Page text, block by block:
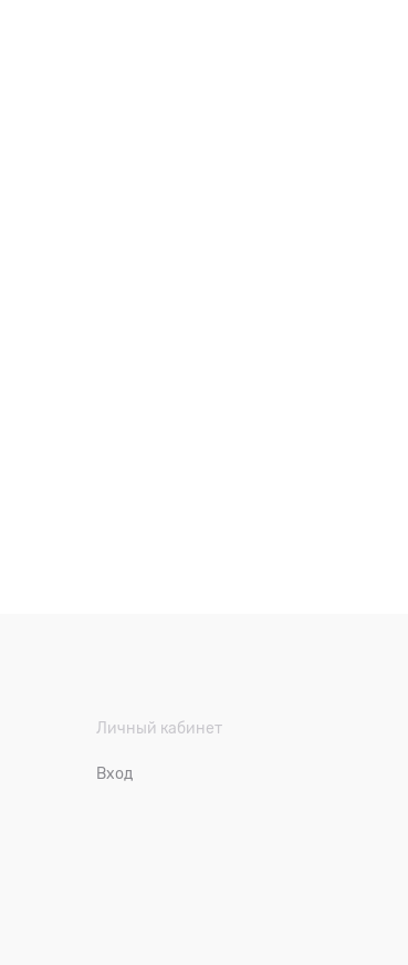
Личный кабинет
Вход